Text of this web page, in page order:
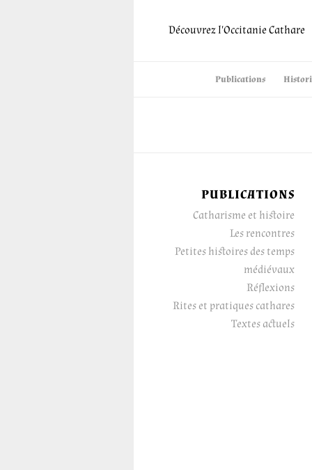
Découvrez l'Occitanie Cathare
Publications
PUBLICATIONS
Catharisme et histoire
Les rencontres
Petites histoires des temps
médiévaux
Réflexions
Rites et pratiques cathares
Textes actuels